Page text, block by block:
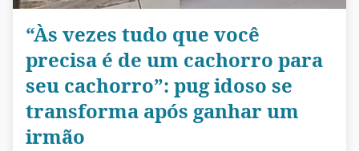
“Às vezes tudo que você
precisa é de um cachorro para
seu cachorro”: pug idoso se
transforma após ganhar um
irmão